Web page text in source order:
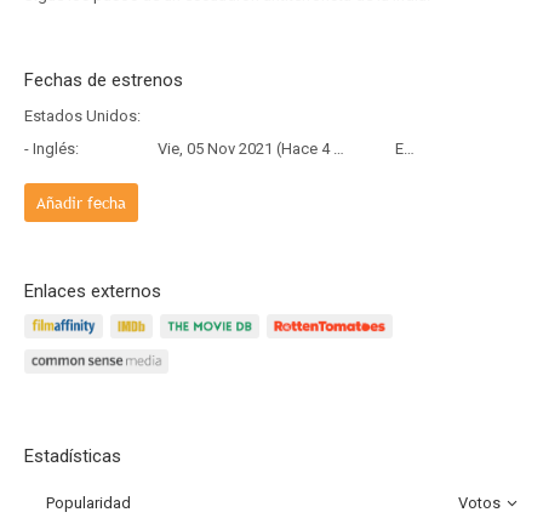
Fechas de estrenos
Estados Unidos:
- Inglés:
Vie, 05 Nov 2021 (Hace 4 años y 9 meses) Estreno
Añadir fecha
Enlaces externos
Estadísticas
Popularidad Votos